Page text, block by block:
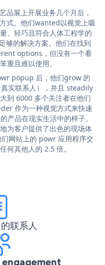
展上开展业务几个月后，
式。他们wanted以视觉上吸
、轻巧且符合人体工程学的
够的解决方案。他们在找到
options，但没有一个看
重且难以使用。
popup 后，他们grow 的
实联系人），并且 steadily
到 6000 多个关注者在他们
作为一种视觉方式来快速
产品在现实生活中的样子。
为客户提供了出色的现场体
网站上的 powr 应用程序交
何其他人的 2.5 倍。
的联系人